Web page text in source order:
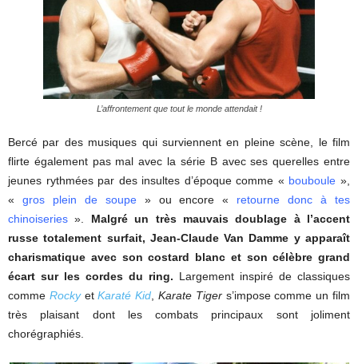
L’affrontement que tout le monde attendait !
Bercé par des musiques qui surviennent en pleine scène, le film
flirte également pas mal avec la série B avec ses querelles entre
jeunes rythmées par des insultes d’époque comme « bouboule »,
« gros plein de soupe» ou encore « retourne donc à tes
chinoiseries ». Malgré un très mauvais doublage à l’accent
russe totalement surfait, Jean-Claude Van Damme y apparaît
charismatique avec son costard blanc et son célèbre grand
écart sur les cordes du ring. Largement inspiré de classiques
comme RockyetKaraté Kid ,Karate Tigers’impose comme un film
très plaisant dont les combats principaux sont joliment
chorégraphiés.